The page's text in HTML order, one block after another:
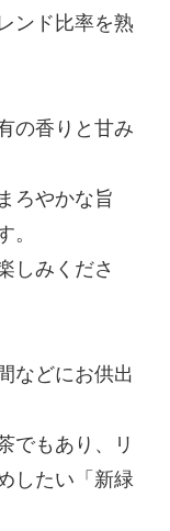
ンド比率を熟
の香りと甘み
ろやかな旨
。
しみくださ
などにお供出
でもあり、リ
したい「新緑